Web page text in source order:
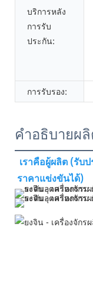
บริการหลัง
การรับ
ประกัน:
การรับรอง:
คำอธิบายผ
เราคือผู้ผลิต (รับ
ราคาแข่งขันได้)